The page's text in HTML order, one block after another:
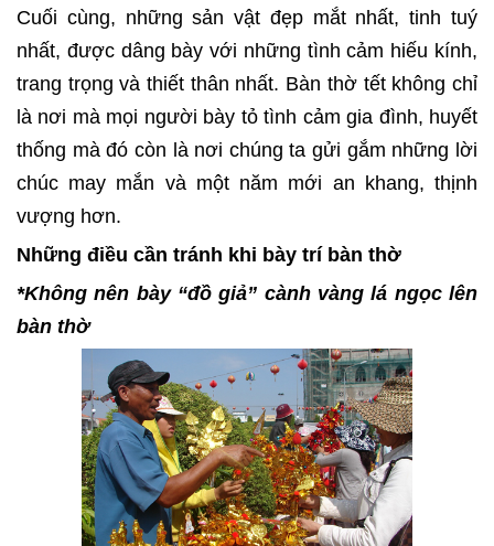
Cuối cùng, những sản vật đẹp mắt nhất, tinh tuý
nhất, được dâng bày với những tình cảm hiếu kính,
trang trọng và thiết thân nhất. Bàn thờ tết không chỉ
là nơi mà mọi người bày tỏ tình cảm gia đình, huyết
thống mà đó còn là nơi chúng ta gửi gắm những lời
chúc may mắn và một năm mới an khang, thịnh
vượng hơn.
Những điều cần tránh khi bày trí bàn thờ
*Không nên bày “đồ giả” cành vàng lá ngọc lên
bàn thờ